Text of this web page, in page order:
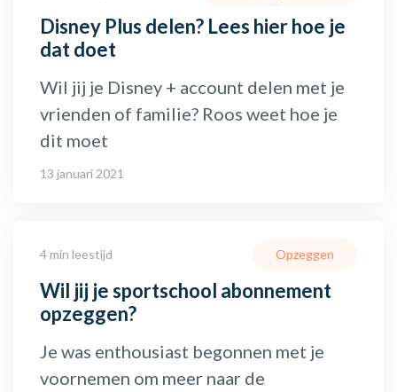
Disney Plus delen? Lees hier hoe je
dat doet
Wil jij je Disney + account delen met je
vrienden of familie? Roos weet hoe je
dit moet
13 januari 2021
4 min leestijd
Wil jij je sportschool abonnement
opzeggen?
Opzeggen
Je was enthousiast begonnen met je
voornemen om meer naar de